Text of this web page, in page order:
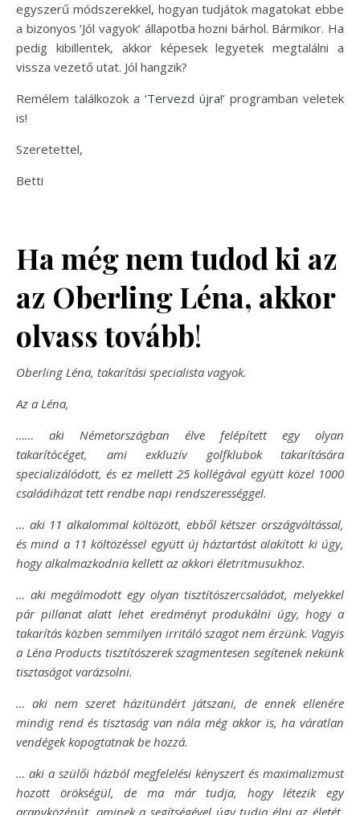
egyszerű módszerekkel, hogyan tudjátok magatokat ebbe
a bizonyos ‘Jól vagyok’ állapotba hozni bárhol. Bármikor. Ha
pedig kibillentek, akkor képesek legyetek megtalálni a
vissza vezető utat. Jól hangzik?
Remélem találkozok a ‘Tervezd újra!’ programban veletek
is!
Szeretettel,
Betti
Ha még nem tudod ki az
az Oberling Léna, akkor
olvass tovább!
Oberling Léna, takarítási specialista vagyok.
Az a Léna,
…… aki Németországban élve felépített egy olyan
takarítócéget, ami exkluzív golfklubok takarítására
specializálódott, és ez mellett 25 kollégával együtt közel 1000
családiházat tett rendbe napi rendszerességgel.
… aki 11 alkalommal költözött, ebből kétszer országváltással,
és mind a 11 költözéssel együtt új háztartást alakított ki úgy,
hogy alkalmazkodnia kellett az akkori életritmusukhoz.
… aki megálmodott egy olyan tisztítószercsaládot, melyekkel
pár pillanat alatt lehet eredményt produkálni úgy, hogy a
takarítás közben semmilyen irritáló szagot nem érzünk. Vagyis
a Léna Products tisztítószerek szagmentesen segítenek nekünk
tisztaságot varázsolni.
… aki nem szeret házitündért játszani, de ennek ellenére
mindig rend és tisztaság van nála még akkor is, ha váratlan
vendégek kopogtatnak be hozzá.
… aki a szülői házból megfelelési kényszert és maximalizmust
hozott örökségül, de ma már tudja, hogy létezik egy
aranyközépút, aminek a segítségével úgy tudja élni az életét,